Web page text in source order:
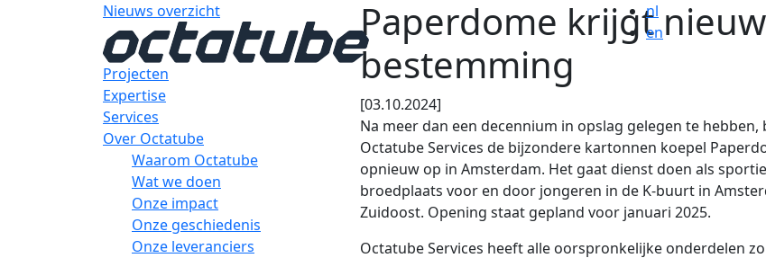
nl
en
Projecten
Expertise
Services
Over Octatube
Waarom Octatube
Wat we doen
Onze impact
Onze geschiedenis
Onze leveranciers
Nieuws overzicht
Paperdome krijgt
bestemming
[03.10.2024]
Na meer dan een decennium in opslag gelegen te hebben,
Octatube Services de bijzondere kartonnen koepel
opnieuw op in Amsterdam. Het gaat dienst doen als
broedplaats voor en door jongeren in de K-buurt in
Zuidoost. Opening staat gepland voor januari 2025.
Octatube Services heeft alle oorspronkelijke onderdelen